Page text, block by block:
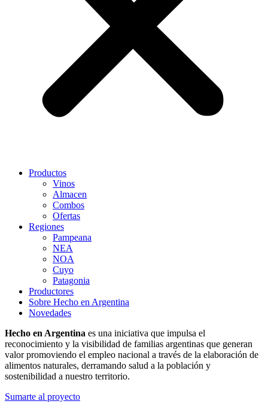
Productos
Vinos
Almacen
Combos
Ofertas
Regiones
Pampeana
NEA
NOA
Cuyo
Patagonia
Productores
Sobre Hecho en Argentina
Novedades
Hecho en Argentina es una iniciativa que impulsa el
reconocimiento y la visibilidad de familias argentinas que generan
valor promoviendo el empleo nacional a través de la elaboración de
alimentos naturales, derramando salud a la población y
sostenibilidad a nuestro territorio.
Sumarte al proyecto